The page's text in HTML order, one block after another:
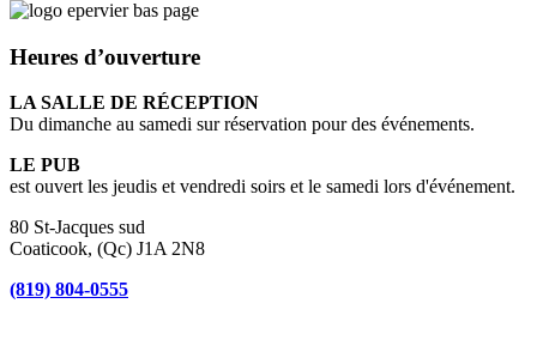
Heures d’ouverture
LA SALLE DE RÉCEPTION
Du dimanche au samedi sur réservation pour des événements.
LE PUB
est ouvert les jeudis et vendredi soirs et le samedi lors d'événement.
80 St-Jacques sud
Coaticook, (Qc) J1A 2N8
(819) 804-0555